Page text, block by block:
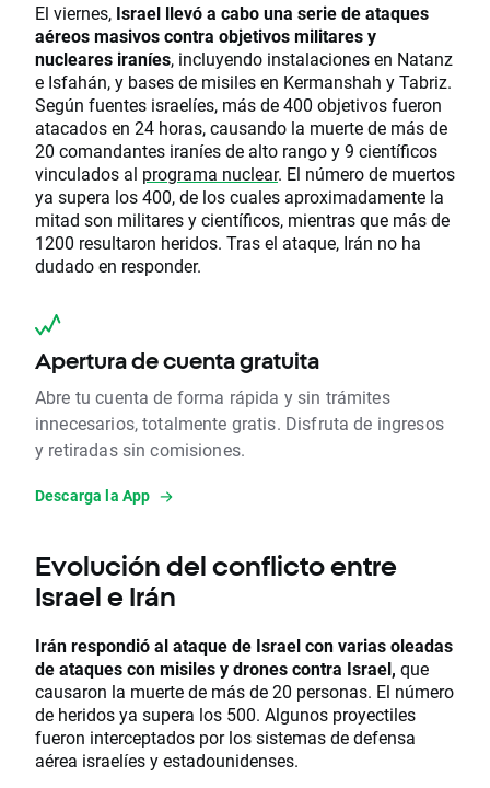
El viernes, Israel llevó a cabo una serie de ataques
aéreos masivos contra objetivos militares y
nucleares iraníes, incluyendo instalaciones en Natanz
e Isfahán, y bases de misiles en Kermanshah y Tabriz.
Según fuentes israelíes, más de 400 objetivos fueron
atacados en 24 horas, causando la muerte de más de
20 comandantes iraníes de alto rango y 9 científicos
vinculados al programa nuclear. El número de muertos
ya supera los 400, de los cuales aproximadamente la
mitad son militares y científicos, mientras que más de
1200 resultaron heridos. Tras el ataque, Irán no ha
dudado en responder.
Apertura de cuenta gratuita
Abre tu cuenta de forma rápida y sin trámites
innecesarios, totalmente gratis. Disfruta de ingresos
y retiradas sin comisiones.
Descarga la App
Evolución del conflicto entre
Israel e Irán
Irán respondió al ataque de Israel con varias oleadas
de ataques con misiles y drones contra Israel, que
causaron la muerte de más de 20 personas. El número
de heridos ya supera los 500. Algunos proyectiles
fueron interceptados por los sistemas de defensa
aérea israelíes y estadounidenses.